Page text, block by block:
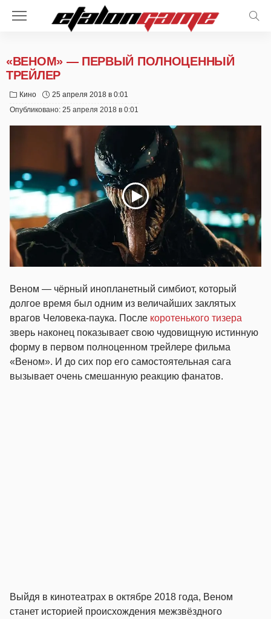
«ВЕНОМ» — ПЕРВЫЙ ПОЛНОЦЕННЫЙ
ТРЕЙЛЕР
Кино
25 апреля 2018 в 0:01
Опубликовано: 25 апреля 2018 в 0:01
Веном — чёрный инопланетный симбиот, который
долгое время был одним из величайших заклятых
врагов Человека-паука. После коротенького тизера
зверь наконец показывает свою чудовищную истинную
форму в первом полноценном трейлере фильма
«Веном». И до сих пор его самостоятельная сага
вызывает очень смешанную реакцию фанатов.
Выйдя в кинотеатрах в октябре 2018 года, Веном
станет историей происхождения межзвёздного